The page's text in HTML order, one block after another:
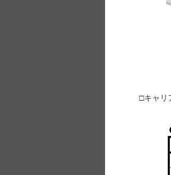
□キャリ